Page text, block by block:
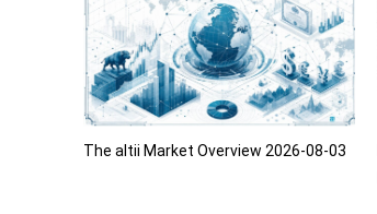
The altii Market Overview 2026-08-03